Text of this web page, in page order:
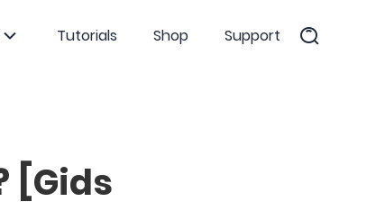
Tutorials Shop Support
[Gids